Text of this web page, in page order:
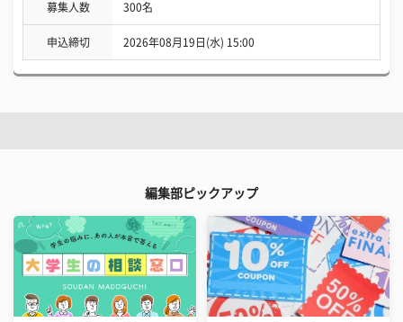
募集人数 300名
申込締切 2026年08月19日(水) 15:00
編集部ピックアップ